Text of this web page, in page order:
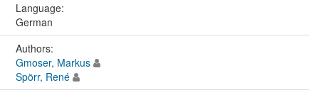
Language:
German
Authors:
Gmoser, Markus
Spörr, René